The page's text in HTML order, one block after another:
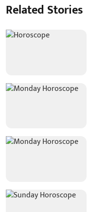
Related Stories